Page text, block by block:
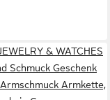
& WATCHES
Schmuck Geschenk
Armkette,